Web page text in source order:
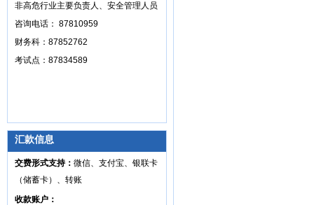
非高危行业主要负责人、安全管理人员
咨询电话： 87810959
财务科：87852762
考试点：87834589
汇款信息
交费形式支持： 微信、支付宝、银联卡
（储蓄卡）、转账
收款账户：